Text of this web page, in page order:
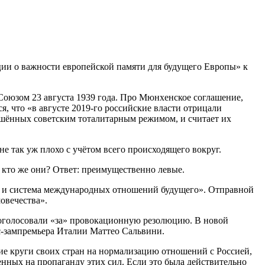
о важности европейской памяти для будущего Европы» к
23 августа 1939 года. Про Мюнхенское соглашение,
«в авгу­сте 2019-го российские власти отрицали
советским тоталитарным режимом, и считает их
так уж плохо с учётом всего проис­ходящего вокруг.
же они? Ответ: преимуще­ственно левые.
система международных отноше­ний будущего». Отправной
«за» провокационную резо­люцию. В новой
зампремьера Италии Маттео Сальвини.
круги своих стран на нормализа­цию отношений с Россией,
на про­паганду этих сил. Если это была действительно